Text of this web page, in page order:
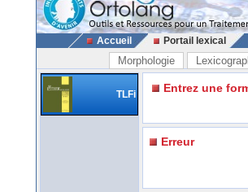
Accueil Portail lexical
Morphologie
TLFi Entrez une
Erreur